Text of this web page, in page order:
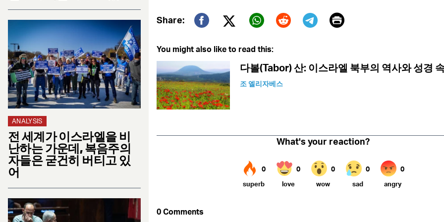
ANALYSIS
전 세계가 이스라엘을 비
난하는 가운데, 복음주의
자들은 굳건히 버티고 있
어
Share:
Twitter (X)
Print
You might also like to read this:
다볼(Tabor) 산: 이스라엘 북부의 역사와 성경
조 엘리자베스